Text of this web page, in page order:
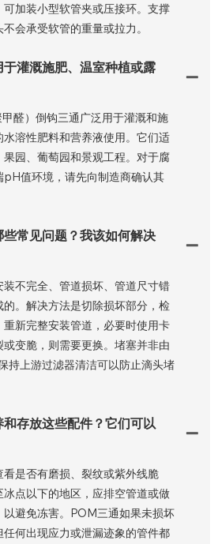
可加装小型软管夹或压接环。支撑
会承受软管的重量或拉力。
灌溉施肥、温室种植或露
醛）倒钩三通广泛用于灌溉和施
水溶性肥料和营养液使用。它们适
果园、葡萄园和景观工程。对于腐
pH值环境，请先向制造商确认其
常见问题？我该如何解决
不完全、管道损坏、管道尺寸错
。解决方法是切除损坏部分，检
新完整安装管道，必要时使用卡
变脆，则需要更换。堵塞并非由
持上游过滤器清洁可以防止滴头堵
存放这些配件？它们可以
看是否有磨损、裂纹或紫外线脆
点以下的地区，应排空管道或做
以避免冻害。POM三通如果未损坏
何出现应力或泄漏迹象的管件都